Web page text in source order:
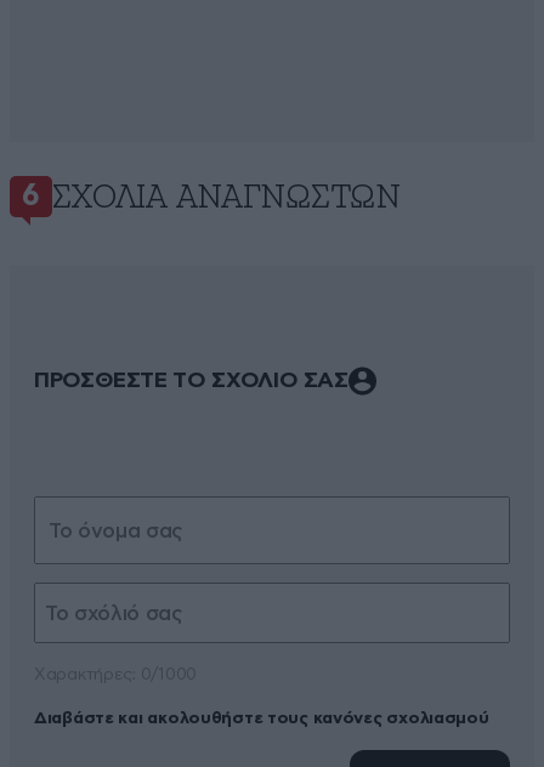
6 ΣΧΌΛΙΑ ΑΝΑΓΝΩΣΤΏΝ
ΠΡΟΣΘΕΣΤΕ ΤΟ ΣΧΟΛΙΟ ΣΑΣ
Διαβάστε και ακολουθήστε τους κανόνες σχολιασμού